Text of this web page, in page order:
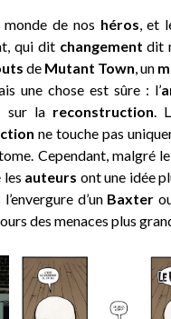
de nos héros , et
qui dit changement dit
de Mutant Town , un
une chose est sûre : l’
sur la reconstruction .
ne touche pas
Cependant, malgré
les auteurs ont une idée
d’un Baxter
des menaces plus